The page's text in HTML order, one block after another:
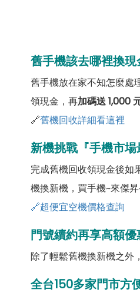
舊手機該去哪裡換
舊手機放在家不知怎麼處
領現金，再加碼送 1,000
🔗舊機回收詳細看這裡
新機挑戰『手機市
完成舊機回收領現金後如
機換新機，買手機~來傑
🔗超便宜空機價格查詢
門號續約再享高額
除了輕鬆舊機換新機之外
全台150多家門市方